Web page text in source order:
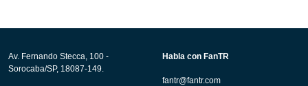
Av. Fernando Stecca, 100 -
Sorocaba/SP, 18087-149.
Habla con FanTR
fantr@fantr.com